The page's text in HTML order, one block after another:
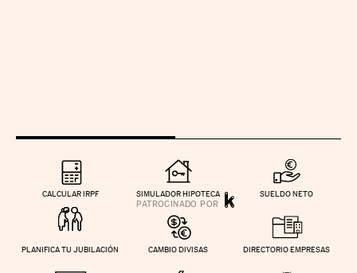
CALCULAR IRPF SIMULADOR HIPOTECA SUELDO NETO
PLANIFICA TU JUBILACIÓN CAMBIO DIVISAS DIRECTORIO EMPRESAS